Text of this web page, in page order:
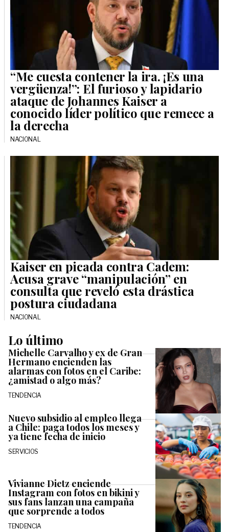
“Me cuesta contener la ira. ¡Es una
vergüenza!”: El furioso y lapidario
ataque de Johannes Kaiser a
conocido líder político que remece a
la derecha
NACIONAL
Kaiser en picada contra Cadem:
Acusa grave “manipulación” en
consulta que reveló esta drástica
postura ciudadana
NACIONAL
Lo último
Michelle Carvalho y ex de Gran
Hermano encienden las
alarmas con fotos en el Caribe:
¿amistad o algo más?
TENDENCIA
Nuevo subsidio al empleo llega
a Chile: paga todos los meses y
ya tiene fecha de inicio
SERVICIOS
Vivianne Dietz enciende
Instagram con fotos en bikini y
sus fans lanzan una campaña
que sorprende a todos
TENDENCIA